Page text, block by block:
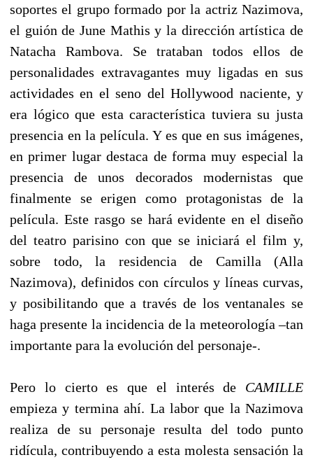
soportes el grupo formado por la actriz Nazimova,
el guión de June Mathis y la dirección artística de
Natacha Rambova. Se trataban todos ellos de
personalidades extravagantes muy ligadas en sus
actividades en el seno del Hollywood naciente, y
era lógico que esta característica tuviera su justa
presencia en la película. Y es que en sus imágenes,
en primer lugar destaca de forma muy especial la
presencia de unos decorados modernistas que
finalmente se erigen como protagonistas de la
película. Este rasgo se hará evidente en el diseño
del teatro parisino con que se iniciará el film y,
sobre todo, la residencia de Camilla (Alla
Nazimova), definidos con círculos y líneas curvas,
y posibilitando que a través de los ventanales se
haga presente la incidencia de la meteorología –tan
importante para la evolución del personaje-.
Pero lo cierto es que el interés de CAMILLE
empieza y termina ahí. La labor que la Nazimova
realiza de su personaje resulta del todo punto
ridícula, contribuyendo a esta molesta sensación la